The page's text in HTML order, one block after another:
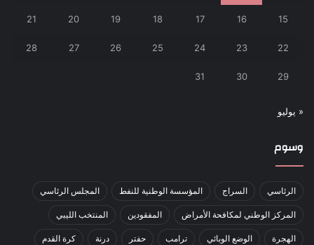
15
16
17
18
19
20
21
22
23
24
25
26
27
28
29
30
31
« يوليو
وسوم
الرئاسي السراج المؤسسة الوطنية للنفط المجلس الرئاسي
المركز الوطني لمكافحة الأمراض المفقودين المنتخب الليبي
الهجرة الوضع الوبائي ترامب حفتر درنة كرة القدم